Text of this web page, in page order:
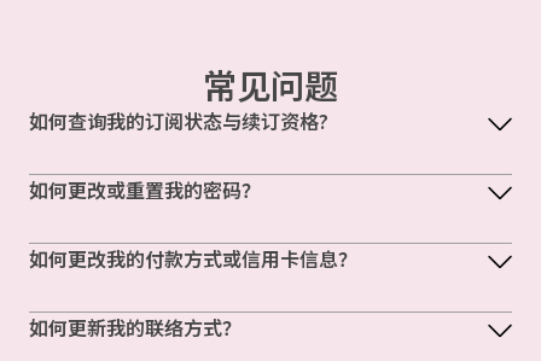
常见问题
如何查询我的订阅状态与续订资格?
如何更改或重置我的密码？
如何更改我的付款方式或信用卡信息？
如何更新我的联络方式？